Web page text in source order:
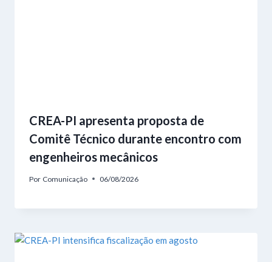
CREA-PI apresenta proposta de
Comitê Técnico durante encontro com
engenheiros mecânicos
Por Comunicação 06/08/2026